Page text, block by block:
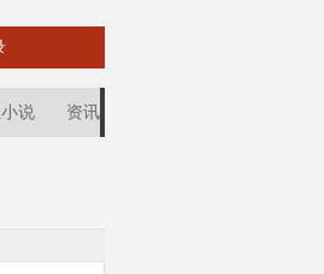
说 资讯